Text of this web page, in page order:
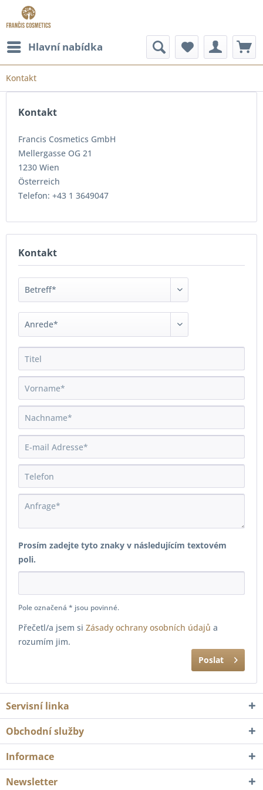
Hlavní nabídka
Kontakt
Kontakt
Francis Cosmetics GmbH
Mellergasse OG 21
1230 Wien
Österreich
Telefon: +43 1 3649047
Kontakt
Prosím zadejte tyto znaky v následujícím textovém
poli.
Pole označená * jsou povinné.
Přečetl/a jsem si Zásady ochrany osobních údajů a
rozumím jim.
Poslat
Servisní linka
Obchodní služby
Informace
Newsletter